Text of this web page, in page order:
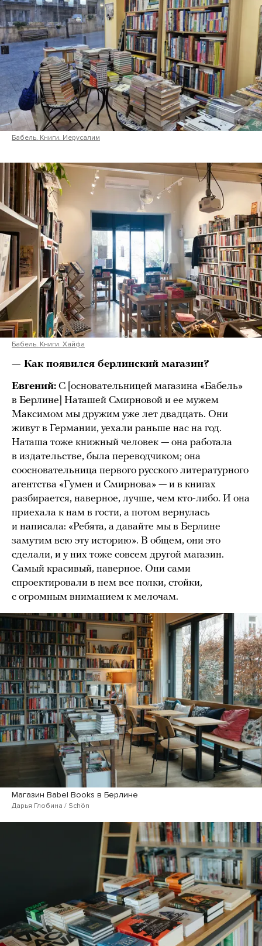
Бабель. Книги. Иерусалим
Бабель. Книги. Хайфа
— Как появился берлинский магазин?
Евгений: С [основательницей магазина «Бабель»
в Берлине] Наташей Смирновой и ее мужем
Максимом мы дружим уже лет двадцать. Они
живут в Германии, уехали раньше нас на год.
Наташа тоже книжный человек — она работала
в издательстве, была переводчиком; она
соосновательница первого русского литературного
агентства «Гумен и Смирнова» — и в книгах
разбирается, наверное, лучше, чем кто-либо. И она
приехала к нам в гости, а потом вернулась
и написала: «Ребята, а давайте мы в Берлине
замутим всю эту историю». В общем, они это
сделали, и у них тоже совсем другой магазин.
Самый красивый, наверное. Они сами
спроектировали в нем все полки, стойки,
с огромным вниманием к мелочам.
Магазин Babel Books в Берлине
Дарья Глобина / Schön